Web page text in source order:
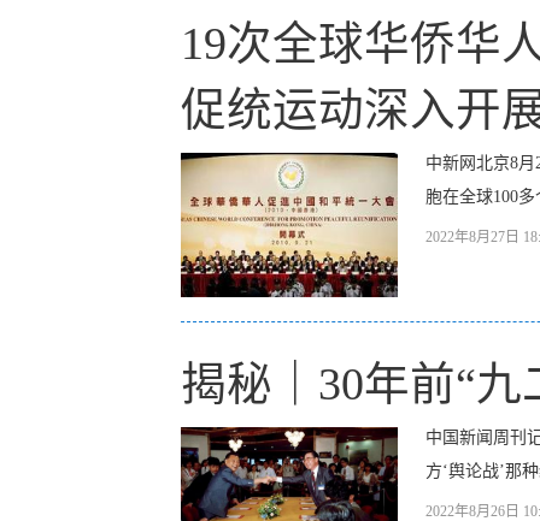
19次全球华侨华
促统运动深入开
中新网北京8
胞在全球100
2022年8月27日
揭秘｜30年前“
中国新闻周刊
方‘舆论战’那
2022年8月26日